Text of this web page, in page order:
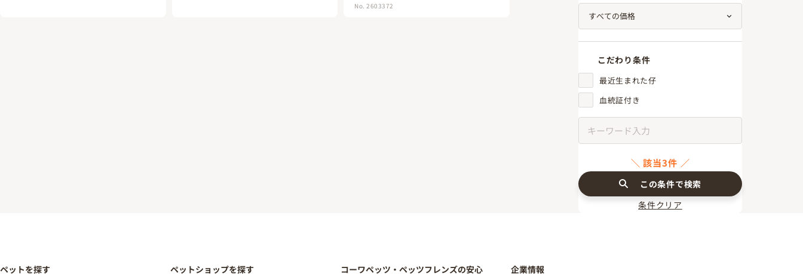
No. 2603372
こだわり条件
最近生まれた仔
血統証付き
該当3件
この条件で検索
条件クリア
ペットを探す ペットショップを探す コーワペッツ・ペッツフレンズの安心 企業情報